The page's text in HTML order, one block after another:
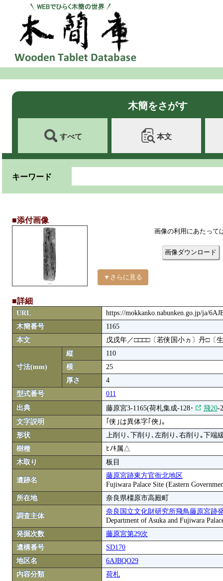
木簡をさがす
すべて 本文
キーワード
■添付画像
▼さらに見る
画像の利用にあたって
画像ダウンロード
■詳細
URL
https://mokkanko.nabunken.go.jp/ja/
木簡番号
1165
本文
戊戌年／□□□□〔若侠国小ヵ〕丹□〔
寸法(mm)
縦
110
横
25
厚さ
4
型式番号
011
出典
藤原宮3-1165(荷札集成-128･ 飛20-
文字説明
｢侠｣は異体字｢俠｣｡
形状
上削り､下削り､左削り､右削り｡下端
樹種
ﾋﾉｷ属△
木取り
板目
遺跡名
藤原宮跡東方官衙北地区
Fujiwara Palace Site (Eastern
所在地
奈良県橿原市高殿町
調査主体
奈良国立文化財研究所飛鳥藤原宮跡
Department of Asuka and Fujiwara
発掘次数
藤原宮第29次
遺構番号
SD170
地区名
6AJBQO29
内容分類
荷札